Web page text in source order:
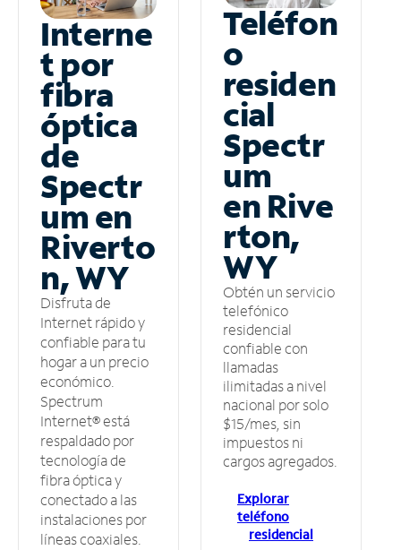
Interne
t por
fibra
óptica
de
Spectr
um en
Riverto
n, WY
Disfruta de
Internet rápido y
confiable para tu
hogar a un precio
económico.
Spectrum
Internet® está
respaldado por
tecnología de
fibra óptica y
conectado a las
instalaciones por
líneas coaxiales.
Teléfon
o
residen
cial
Spectr
um
en Rive
rton,
WY
Obtén un servicio
telefónico
residencial
confiable con
llamadas
ilimitadas a nivel
nacional por solo
$15/mes, sin
impuestos ni
cargos agregados.
Explorar
teléfono
residencial